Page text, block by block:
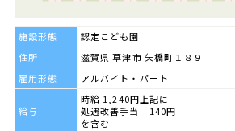
施設形態
認定こども園
住所
滋賀県 草津市 矢橋町１８９
雇用形態
アルバイト・パート
給与
時給 1,240円上記に
処遇改善手当 140円
を含む